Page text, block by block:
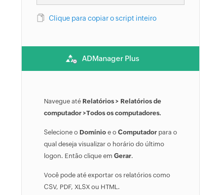
Clique para copiar o script inteiro
ADManager Plus
Navegue até Relatórios > Relatórios de
computador >Todos os computadores.
Selecione o Domínioe o Computadorpara o
qual deseja visualizar o horário do último
logon. Então clique em Gerar.
Você pode até exportar os relatórios como
CSV, PDF, XLSX ou HTML.